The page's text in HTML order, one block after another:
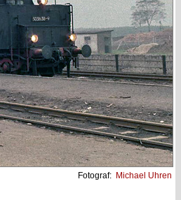
Fotograf: Michael Uhren